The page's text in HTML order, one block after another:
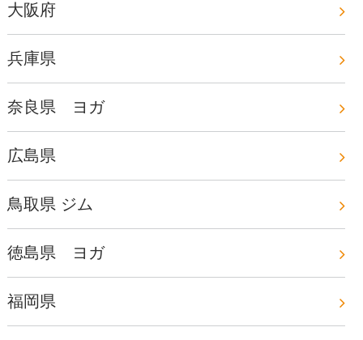
大阪府
兵庫県
奈良県 ヨガ
広島県
鳥取県 ジム
徳島県 ヨガ
福岡県